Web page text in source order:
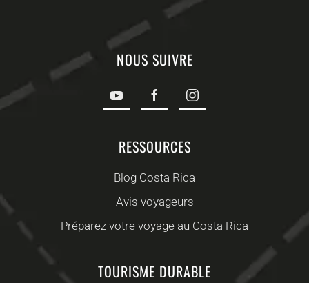
NOUS SUIVRE
RESSOURCES
Blog Costa Rica
Avis voyageurs
Préparez votre voyage au Costa Rica
TOURISME DURABLE